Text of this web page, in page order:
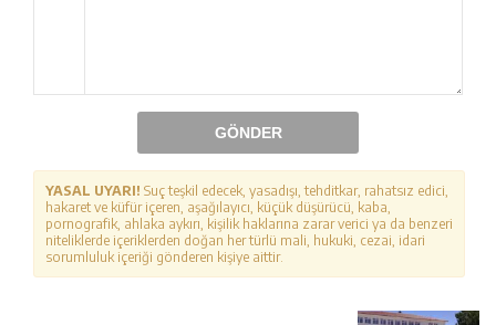
GÖNDER
YASAL UYARI! Suç teşkil edecek, yasadışı, tehditkar, rahatsız edici,
hakaret ve küfür içeren, aşağılayıcı, küçük düşürücü, kaba,
pornografik, ahlaka aykırı, kişilik haklarına zarar verici ya da benzeri
niteliklerde içeriklerden doğan her türlü mali, hukuki, cezai, idari
sorumluluk içeriği gönderen kişiye aittir.